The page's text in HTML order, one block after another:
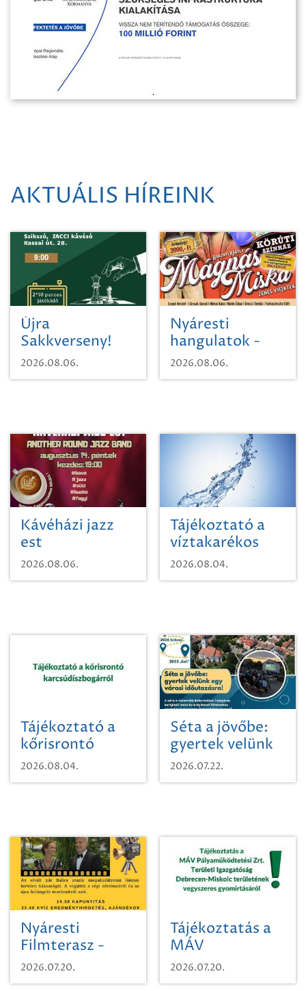
AKTUÁLIS HÍREINK
Újra
Sakkverseny!
2026.08.06.
Nyáresti
hangulatok -
Mágnás Miska
2026.08.06.
Kávéházi jazz
est
2026.08.06.
Tájékoztató a
víztakarékos
vízhasználatról
2026.08.04.
Tájékoztató a
kőrisrontó
karcsúdíszbogárról
2026.08.04.
Séta a jövőbe:
gyertek velünk
egy városi
időutazásra!
2026.07.22.
Nyáresti
Filmterasz -
Beugró a
Paradicsomba
2026.07.20.
Tájékoztatás a
MÁV
Pályaműködtetési
Zrt. Területi
2026.07.20.